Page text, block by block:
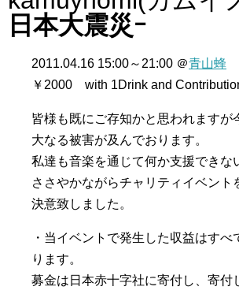
日本大震災ｰ
2011.04.16 15:00～21:00 ＠青山蜂
￥2000 with 1Drink and
皆様も既にご存知かと思われますが
大なる被害が及んでおります。
私達も音楽を通じて何か支援できな
ささやかながらチャリティイベント
決意致しました。
・当イベントで発生した収益はすべ
ります。
募金は日本赤十字社に寄付し、寄付